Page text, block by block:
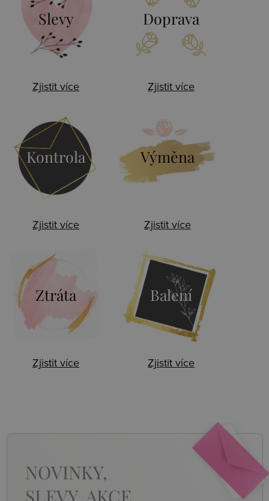
Slevy
Zjistit více
Doprava
Zjistit více
Kontrola
Zjistit více
Výměna
Zjistit více
Ztráta
Zjistit více
Balení
Zjistit více
NOVINKY,
SLEVY, AKCE